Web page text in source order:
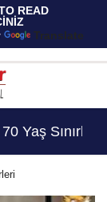
READ
Translate
Yaş